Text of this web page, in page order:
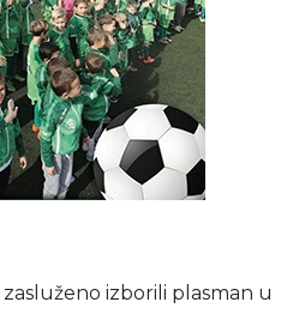
izborili plasman u